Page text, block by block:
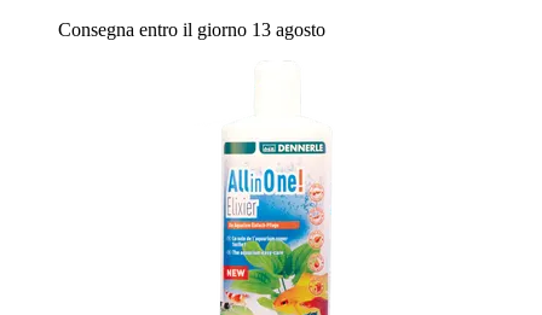
Consegna entro il giorno 13 agosto